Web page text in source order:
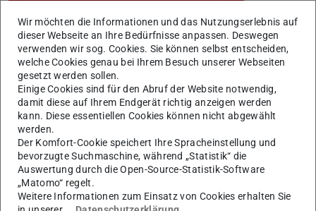
Der Masterpreis 2023 der
Gesellschaft für Biochemie
und Molekularbiologie (GBM) an der TU Darmstadt
wurde an Herrn Felix K. Geyer vergeben. Die prämierte
Arbeit trägt den Titel: Humanization and affinity
maturation of camelid-derived antibodies . Sie wurde am
Fachgebiet Angewandte Biochemie unter Anleitung von
Prof. Dr. Harald Kolmarangefertigt.
Die Arbeit besticht neben der modernen und
anspruchsvollen Thematik in besonderer Weise durch ihr
Wir möchten die Informationen und das Nutzungserlebnis auf
dieser Webseite an Ihre Bedürfnisse anpassen. Deswegen
verwenden wir sog. Cookies. Sie können selbst entscheiden,
welche Cookies genau bei Ihrem Besuch unserer Webseiten
gesetzt werden sollen.
Einige Cookies sind für den Abruf der Website notwendig,
damit diese auf Ihrem Endgerät richtig anzeigen werden
kann. Diese essentiellen Cookies können nicht abgewählt
werden.
Der Komfort-Cookie speichert Ihre Spracheinstellung und
bevorzugte Suchmaschine, während „Statistik“ die
Auswertung durch die Open-Source-Statistik-Software
„Matomo“ regelt.
Weitere Informationen zum Einsatz von Cookies erhalten Sie